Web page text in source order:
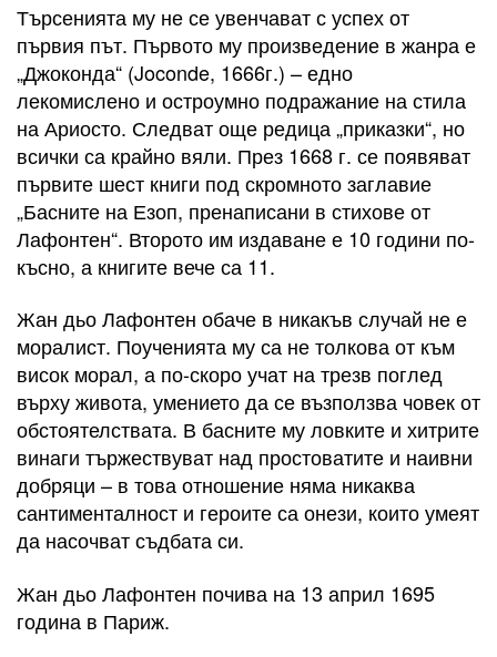
Търсенията му не се увенчават с успех от
първия път. Първото му произведение в жанра е
„Джоконда“ (Joconde, 1666г.) – едно
лекомислено и остроумно подражание на стила
на Ариосто. Следват още редица „приказки“, но
всички са крайно вяли. През 1668 г. се появяват
първите шест книги под скромното заглавие
„Басните на Езоп, пренаписани в стихове от
Лафонтен“. Второто им издаване е 10 години по-
късно, а книгите вече са 11.
Жан дьо Лафонтен обаче в никакъв случай не е
моралист. Поученията му са не толкова от към
висок морал, а по-скоро учат на трезв поглед
върху живота, умението да се възползва човек от
обстоятелствата. В басните му ловките и хитрите
винаги тържествуват над простоватите и наивни
добряци – в това отношение няма никаква
сантименталност и героите са онези, които умеят
да насочват съдбата си.
Жан дьо Лафонтен почива на 13 април 1695
година в Париж.